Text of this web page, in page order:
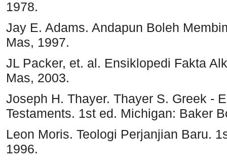
1978.
Jay E. Adams. Andapun Boleh
Mas, 1997.
JL Packer, et. al. Ensiklopedi Fakta
Mas, 2003.
Joseph H. Thayer. Thayer S. Greek -
Testaments. 1st ed. Michigan: Baker
Leon Moris. Teologi Perjanjian Baru.
1996.